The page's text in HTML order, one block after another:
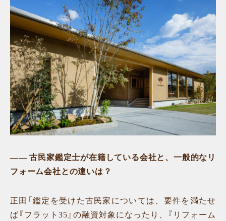
—— 古民家鑑定士が在籍している会社と、一般的なリ
フォーム会社との違いは？
正田「鑑定を受けた古民家については、要件を満たせ
ば『フラット35』の融資対象になったり、『リフォーム